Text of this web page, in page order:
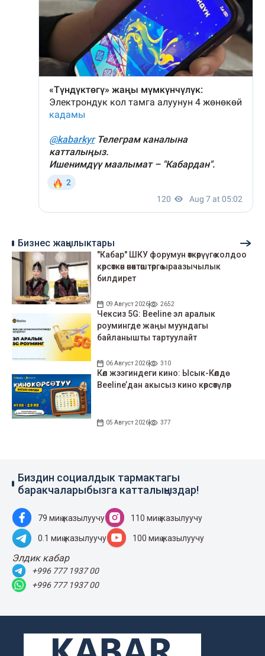
Бизнес жаңылыктары
"Кабар" ШКУ форумун өткөрүүгө колдоо
көрсөткөн өнөктөштөргө ыраазычылык
билдирет
09 Август 2026 2652
Чексиз 5G: Beeline эл аралык
роумингде жаңы муундагы
байланышты тартуулайт
06 Август 2026 310
Көл жээгиндеги кино: Ысык-Көлдө
Beeline’дан акысыз кино көрсөтүлөр
05 Август 2026 377
Биздин социалдык тармактагы
баракчаларыбызга катталыңыздар!
79 миң жазылуучу 110 миң жазылуучу
0.1 миң жазылуучу 100 миң жазылуучу
Элдик кабар
+996 777 1937 00
+996 777 1937 00